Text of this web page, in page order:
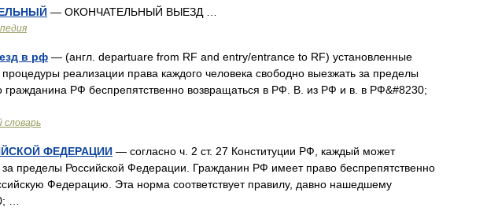
— ОКОНЧАТЕЛЬНЫЙ ВЫЕЗД …
в рф — (англ. departuare from RF and entry/entrance to RF) установленные
процедуры реализации права каждого человека свободно выезжать за пределы
гражданина РФ беспрепятственно возвращаться в РФ. В. из РФ и в. в РФ&#8230;
словарь
ФЕДЕРАЦИИ — согласно ч. 2 ст. 27 Конституции РФ, каждый может
за пределы Российской Федерации. Гражданин РФ имеет право беспрепятственно
Федерацию. Эта норма соответствует правилу, давно нашедшему
…